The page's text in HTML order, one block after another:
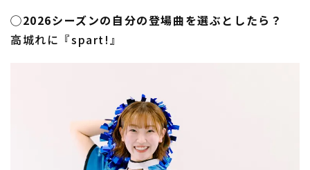
◯2026シーズンの自分の登場曲を選ぶとしたら？
高城れに『spart!』